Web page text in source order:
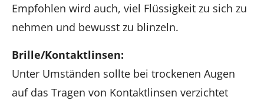
Empfohlen wird auch, viel Flüssigkeit zu sich zu
nehmen und bewusst zu blinzeln.
Brille/Kontaktlinsen:
Unter Umständen sollte bei trockenen Augen
auf das Tragen von Kontaktlinsen verzichtet